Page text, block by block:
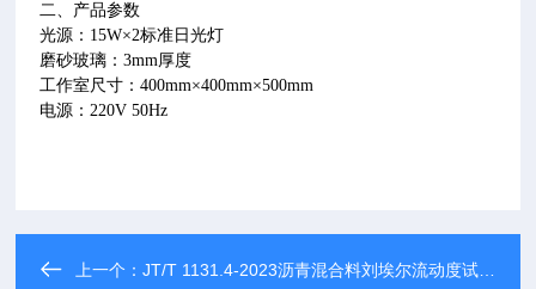
二、产品参数
光源： 15W×2标准日光灯
磨砂玻璃：3mm厚度
工作室尺寸：400mm×400mm×500mm
电源：220V 50Hz
上一个：JT/T 1131.4-2023沥青混合料刘埃尔流动度试验仪